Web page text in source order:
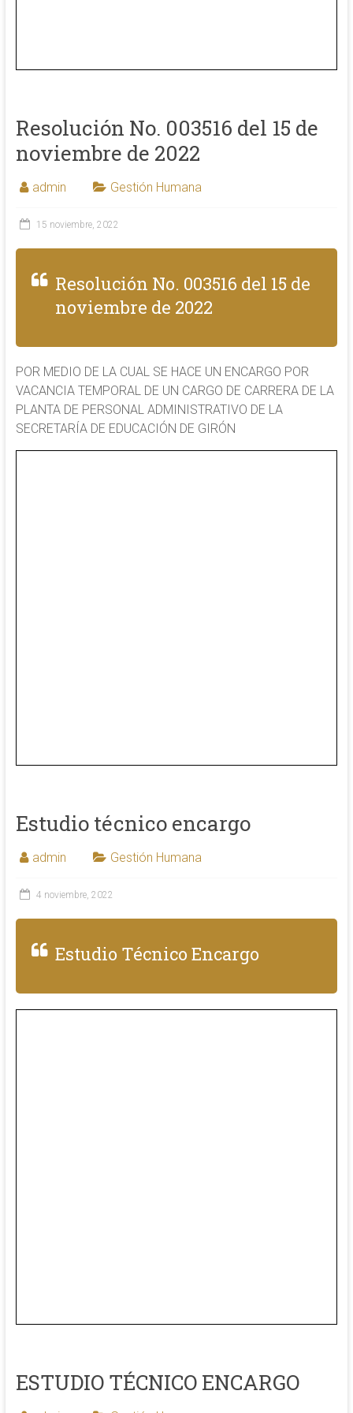
Resolución No. 003516 del 15 de
noviembre de 2022
admin Gestión Humana
15 noviembre, 2022
Resolución No. 003516 del 15 de
noviembre de 2022
POR MEDIO DE LA CUAL SE HACE UN ENCARGO POR
VACANCIA TEMPORAL DE UN CARGO DE CARRERA DE LA
PLANTA DE PERSONAL ADMINISTRATIVO DE LA
SECRETARÍA DE EDUCACIÓN DE GIRÓN
Estudio técnico encargo
admin Gestión Humana
4 noviembre, 2022
Estudio Técnico Encargo
ESTUDIO TÉCNICO ENCARGO